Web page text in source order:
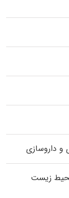
و داروسازی
زیست